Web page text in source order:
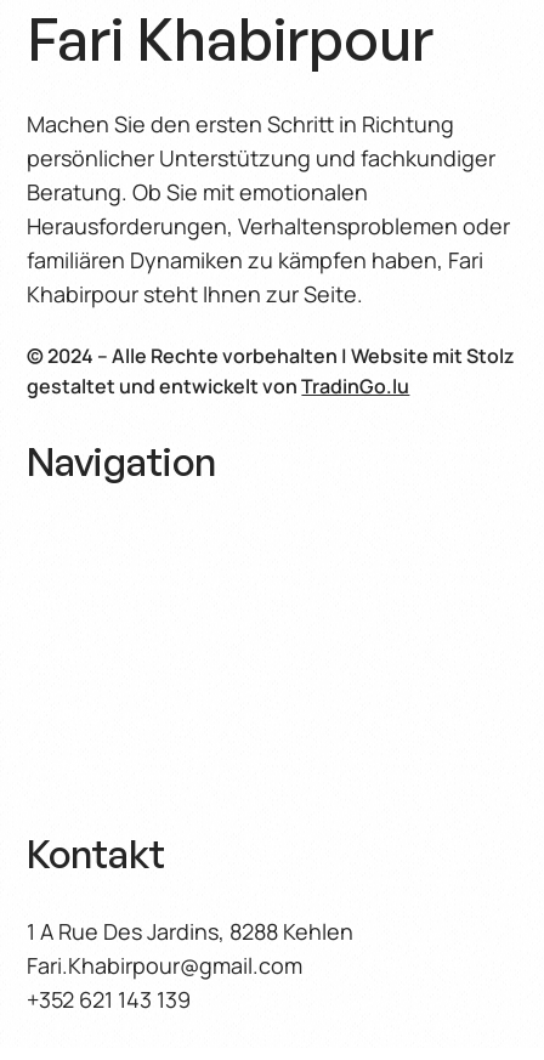
schaffen
Fari Khabirpour
Machen Sie den ersten Schritt in Richtung
persönlicher Unterstützung und fachkundiger
Beratung. Ob Sie mit emotionalen
Herausforderungen, Verhaltensproblemen oder
familiären Dynamiken zu kämpfen haben, Fari
Khabirpour steht Ihnen zur Seite.
© 2024 – Alle Rechte vorbehalten | Website mit Stolz
gestaltet und entwickelt vonTradinGo.lu
Navigation
Kontakt
1 A Rue Des Jardins, 8288 Kehlen
Fari.Khabirpour@gmail.com
+352 621 143 139